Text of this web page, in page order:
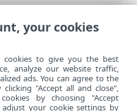
ESET Server
Server Security>
your cookies
cookies to give you the best
analyze our website traffic,
ads. You can agree to the
"Accept all and close",
by choosing "Accept
your cookie settings by